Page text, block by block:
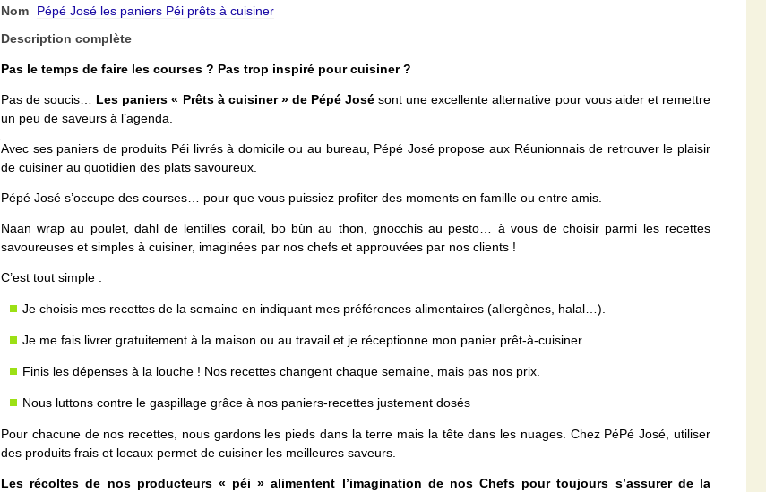
Nom
Pépé José les paniers Péi prêts à cuisiner
Description complète
Pas le temps de faire les courses ? Pas trop inspiré pour cuisiner ?
Pas de soucis… Les paniers « Prêts à cuisiner » de Pépé Josésont une excellente alternative pour vous aider et remettre
un peu de saveurs à l’agenda.
Avec ses paniers de produits Péi livrés à domicile ou au bureau, Pépé José propose aux Réunionnais de retrouver le plaisir
de cuisiner au quotidien des plats savoureux.
Pépé José s’occupe des courses… pour que vous puissiez profiter des moments en famille ou entre amis.
Naan wrap au poulet, dahl de lentilles corail, bo bùn au thon, gnocchis au pesto… à vous de choisir parmi les recettes
savoureuses et simples à cuisiner, imaginées par nos chefs et approuvées par nos clients !
C’est tout simple :
Je choisis mes recettes de la semaine en indiquant mes préférences alimentaires (allergènes, halal…).
Je me fais livrer gratuitement à la maison ou au travail et je réceptionne mon panier prêt-à-cuisiner.
Finis les dépenses à la louche ! Nos recettes changent chaque semaine, mais pas nos prix.
Nous luttons contre le gaspillage grâce à nos paniers-recettes justement dosés
Pour chacune de nos recettes, nous gardons les pieds dans la terre mais la tête dans les nuages. Chez PéPé José, utiliser
des produits frais et locaux permet de cuisiner les meilleures saveurs.
Les récoltes de nos producteurs « péi » alimentent l’imagination de nos Chefs pour toujours s’assurer de la